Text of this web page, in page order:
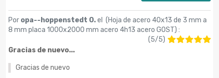
Por opa--hoppenstedt O.el (Hoja de acero 40x13 de 3 mm a
8 mm placa 1000x2000 mm acero 4h13 acero GOST) :
(5/5)
Gracias de nuevo...
Gracias de nuevo